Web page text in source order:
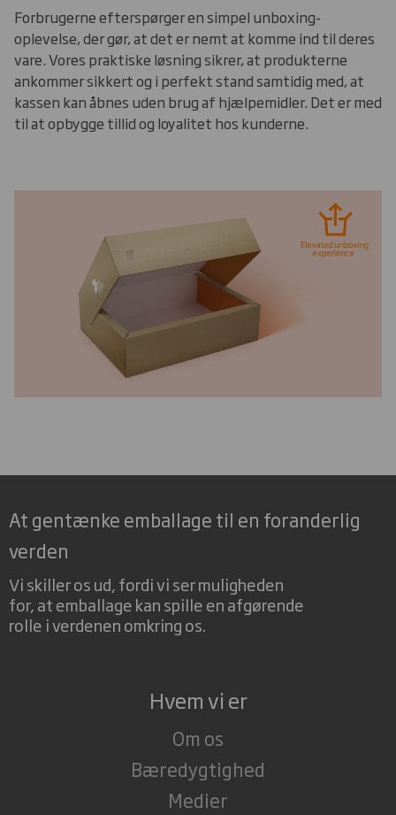
Forbrugerne efterspørger en simpel unboxing-
oplevelse, der gør, at det er nemt at komme ind til deres
vare. Vores praktiske løsning sikrer, at produkterne
ankommer sikkert og i perfekt stand samtidig med, at
kassen kan åbnes uden brug af hjælpemidler. Det er med
til at opbygge tillid og loyalitet hos kunderne.
At gentænke emballage til en foranderlig
verden
Vi skiller os ud, fordi vi ser muligheden
for, at emballage kan spille en afgørende
rolle i verdenen omkring os.
Hvem vi er
Om os
Bæredygtighed
Medier